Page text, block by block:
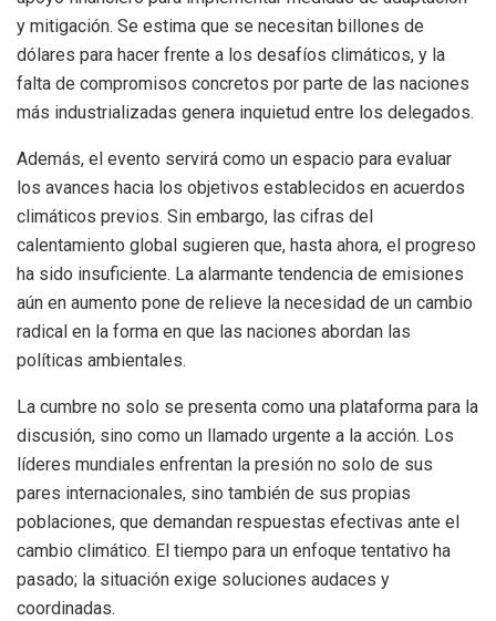
y mitigación. Se estima que se necesitan billones de
dólares para hacer frente a los desafíos climáticos, y la
falta de compromisos concretos por parte de las naciones
más industrializadas genera inquietud entre los delegados.
Además, el evento servirá como un espacio para evaluar
los avances hacia los objetivos establecidos en acuerdos
climáticos previos. Sin embargo, las cifras del
calentamiento global sugieren que, hasta ahora, el progreso
ha sido insuficiente. La alarmante tendencia de emisiones
aún en aumento pone de relieve la necesidad de un cambio
radical en la forma en que las naciones abordan las
políticas ambientales.
La cumbre no solo se presenta como una plataforma para la
discusión, sino como un llamado urgente a la acción. Los
líderes mundiales enfrentan la presión no solo de sus
pares internacionales, sino también de sus propias
poblaciones, que demandan respuestas efectivas ante el
cambio climático. El tiempo para un enfoque tentativo ha
pasado; la situación exige soluciones audaces y
coordinadas.